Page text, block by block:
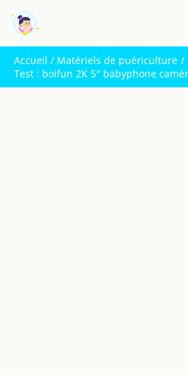
contenu
Accueil
Matériels de puériculture
Test : boifun 2K 5″ babyphone
e
c
h
e